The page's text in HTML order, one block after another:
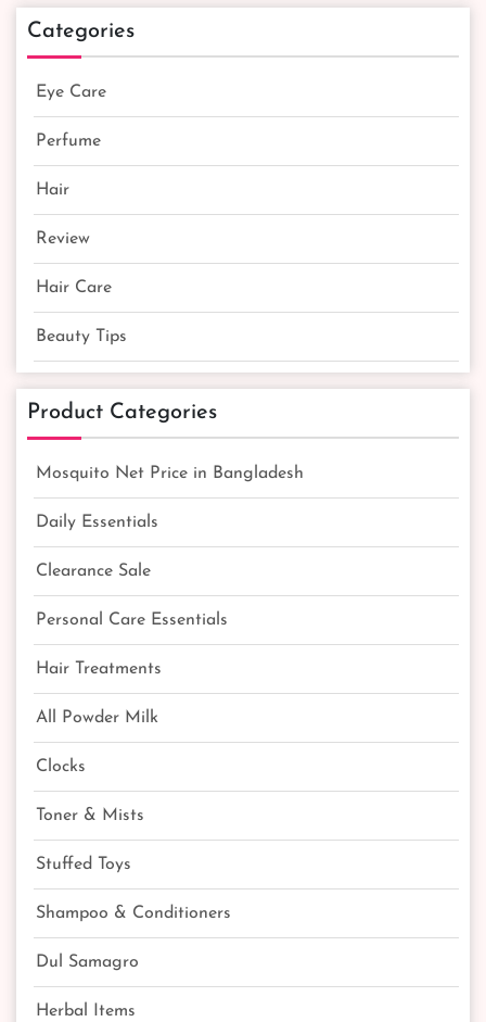
Categories
Eye Care
Perfume
Hair
Review
Hair Care
Beauty Tips
Product Categories
Mosquito Net Price in Bangladesh
Daily Essentials
Clearance Sale
Personal Care Essentials
Hair Treatments
All Powder Milk
Clocks
Toner & Mists
Stuffed Toys
Shampoo & Conditioners
Dul Samagro
Herbal Items